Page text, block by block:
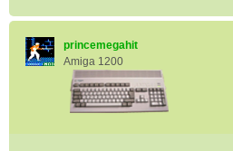
princemegahit
Amiga 1200